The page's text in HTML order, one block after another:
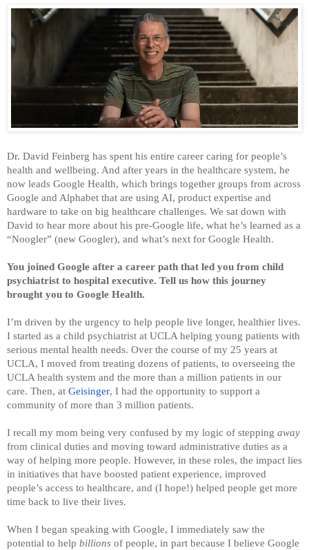
Dr. David Feinberg has spent his entire career caring for people’s
health and wellbeing. And after years in the healthcare system, he
now leads Google Health, which brings together groups from across
Google and Alphabet that are using AI, product expertise and
hardware to take on big healthcare challenges. We sat down with
David to hear more about his pre-Google life, what he’s learned as a
“Noogler” (new Googler), and what’s next for Google Health.
You joined Google after a career path that led you from child
psychiatrist to hospital executive. Tell us how this journey
brought you to Google Health.
I’m driven by the urgency to help people live longer, healthier lives.
I started as a child psychiatrist at UCLA helping young patients with
serious mental health needs. Over the course of my 25 years at
UCLA, I moved from treating dozens of patients, to overseeing the
UCLA health system and the more than a million patients in our
care. Then, at Geisinger, I had the opportunity to support a
community of more than 3 million patients.
I recall my mom being very confused by my logic of stepping away
from clinical duties and moving toward administrative duties as a
way of helping more people. However, in these roles, the impact lies
in initiatives that have boosted patient experience, improved
people’s access to healthcare, and (I hope!) helped people get more
time back to live their lives.
When I began speaking with Google, I immediately saw the
potential to help billions of people, in part because I believe Google